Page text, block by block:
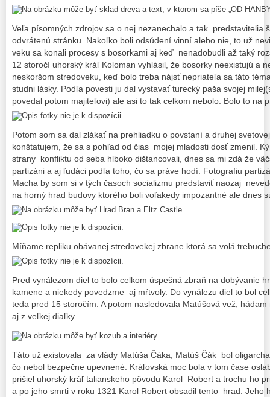
Veľa písomných zdrojov sa o nej nezanechalo a tak predstavitelia
odvrátenú stránku .Nakoľko boli odsúdení vinní alebo nie, to už
veku sa konali procesy s bosorkami aj keď nenadobudli až taký
12 storočí uhorský kráľ Koloman vyhlásil, že bosorky neexistujú a
neskoršom stredoveku, keď bolo treba nájsť nepriateľa sa táto
studni lásky. Podľa povesti ju dal vystavať turecký paša svojej
povedal potom majiteľovi) ale asi to tak celkom nebolo. Bolo to na
Potom som sa dal zlákať na prehliadku o povstaní a druhej
konštatujem, že sa s pohľad od čias mojej mladosti dosť zmenil.
strany konfliktu od seba hlboko dištancovali, dnes sa mi zdá že
partizáni a aj ľudáci podľa toho, čo sa práve hodí. Fotografiu
Macha by som si v tých časoch socializmu predstaviť naozaj
na horný hrad budovy ktorého boli voľakedy impozantné ale dnes
Míňame repliku obávanej stredovekej zbrane ktorá sa volá
Pred vynálezom diel to bolo celkom úspešná zbraň na dobývanie
kamene a niekedy povedzme aj mŕtvoly. Do vynálezu diel to bol
teda pred 15 storočím. A potom nasledovala Matúšová vež,
aj z veľkej diaľky.
Táto už existovala za vlády Matúša Čáka, Matúš Čák bol
čo nebol bezpečne upevnené. Kráľovská moc bola v tom čase
prišiel uhorský kráľ talianskeho pôvodu Karol Robert a trochu ho
a po jeho smrti v roku 1321 Karol Robert obsadil tento hrad. Jeho